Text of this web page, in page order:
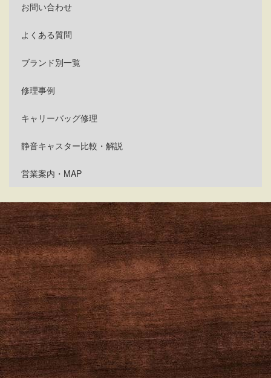
お問い合わせ
よくある質問
ブランド別一覧
修理事例
キャリーバッグ修理
静音キャスター比較・解説
営業案内・MAP